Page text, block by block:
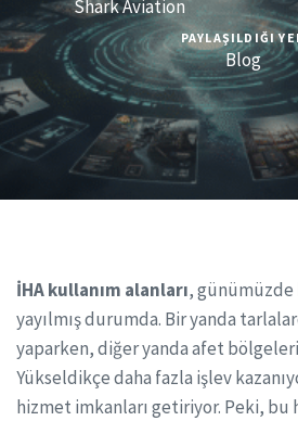
Shark Aviation
PAYLAŞILDIĞI
Blog
İHA kullanım alanları, günümüzde
yayılmış durumda. Bir yanda
yaparken, diğer yanda afet
Yükseldikçe daha fazla işlev
hizmet imkanları getiriyor. Peki, bu